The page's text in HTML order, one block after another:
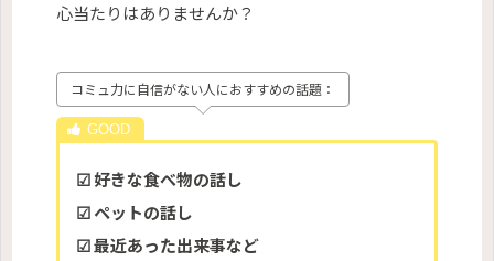
心当たりはありませんか？
コミュ力に自信がない人におすすめの話題：
☑ 好きな食べ物の話し
☑ ペットの話し
☑ 最近あった出来事など